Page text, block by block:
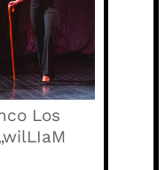
Los